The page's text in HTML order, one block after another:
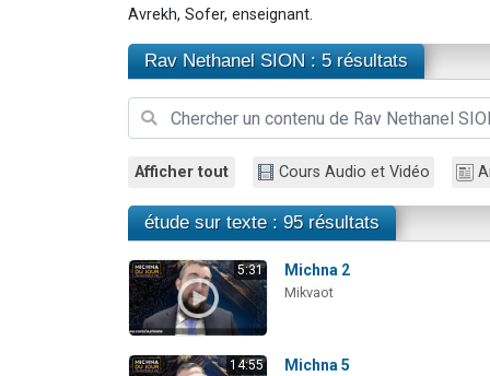
Avrekh, Sofer, enseignant.
Rav Nethanel SION : 5 résultats
Afficher tout Cours Audio et Vidéo
étude sur texte : 95 résultats
5:31 Michna 2
Mikvaot
14:55 Michna 5